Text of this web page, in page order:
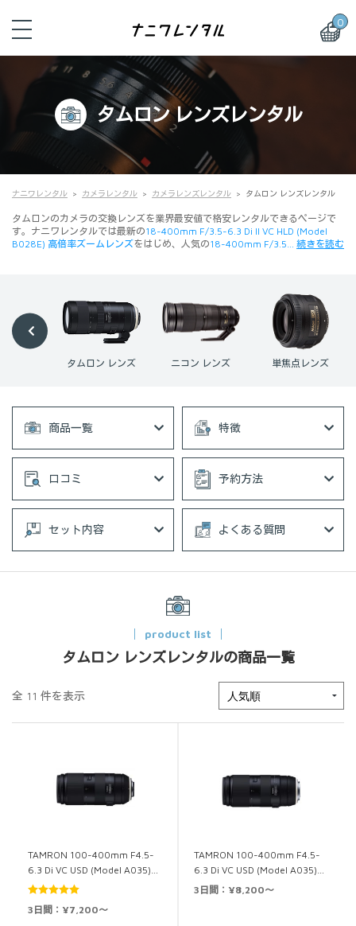
0
タムロン レンズレンタル
ナニワレンタル カメラレンタル カメラレンズレンタル タムロン レンズレンタル
タムロンのカメラの交換レンズを業界最安値で格安レンタルできるページで
す。ナニワレンタルでは最新の18-400mm F/3.5-6.3 Di II VC HLD (Model
B028E) 高倍率ズームレンズをはじめ、人気の18-400mm F/3.5… 続きを読む
タムロン レンズ ニコン レンズ 単焦点レンズ
商品一覧 特徴
口コミ 予約方法
セット内容 よくある質問
product list
タムロン レンズレンタルの商品一覧
全 11 件を表示
TAMRON 100-400mm F4.5-
6.3 Di VC USD (Model A035)…
5段階中
3日間：¥7,200～
TAMRON 100-400mm F4.5-
6.3 Di VC USD (Model A035)…
3日間：¥8,200～